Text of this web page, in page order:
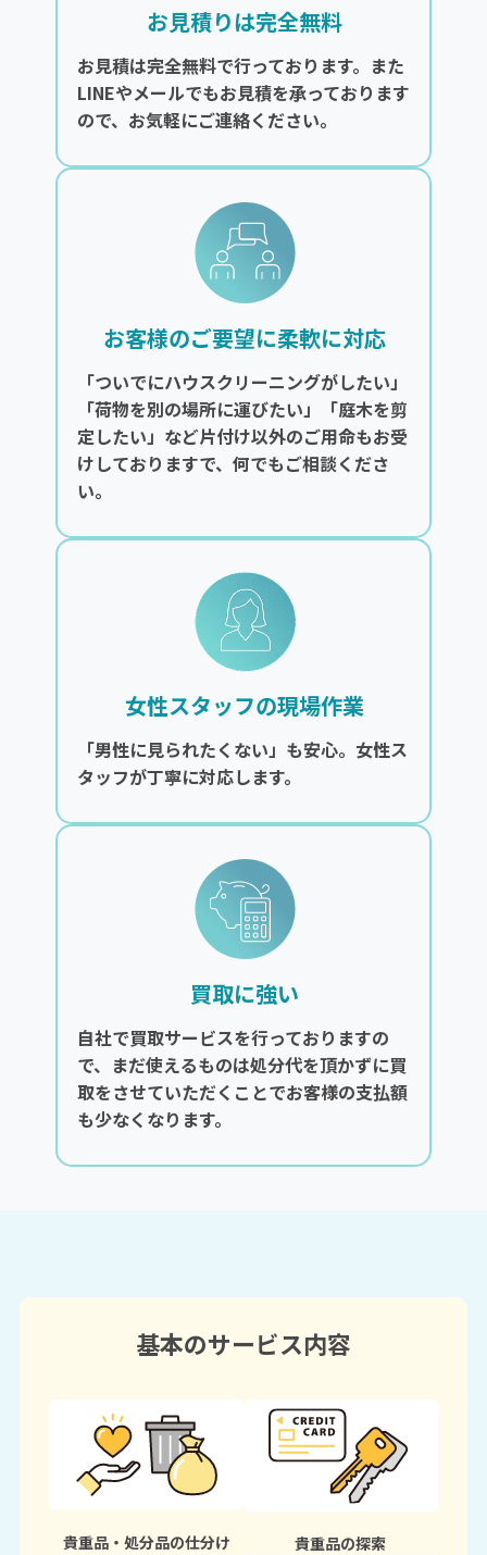
お見積りは完全無料
お見積は完全無料で行っております。また
LINEやメールでもお見積を承っております
ので、お気軽にご連絡ください。
お客様のご要望に柔軟に対応
「ついでにハウスクリーニングがしたい」
「荷物を別の場所に運びたい」「庭木を剪
定したい」など片付け以外のご用命もお受
けしておりますで、何でもご相談くださ
い。
女性スタッフの現場作業
「男性に見られたくない」も安心。女性ス
タッフが丁寧に対応します。
買取に強い
自社で買取サービスを行っておりますの
で、まだ使えるものは処分代を頂かずに買
取をさせていただくことでお客様の支払額
も少なくなります。
基本のサービス内容
貴重品・処分品の仕分け 貴重品の探索